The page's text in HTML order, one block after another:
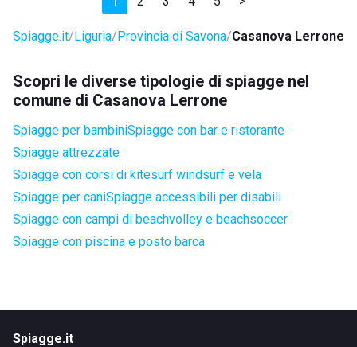
Spiagge.it Liguria Provincia di Savona Casanova Lerrone
Scopri le diverse tipologie di spiagge nel
comune di Casanova Lerrone
Spiagge per bambiniSpiagge con bar e ristorante
Spiagge attrezzate
Spiagge con corsi di kitesurf windsurf e vela
Spiagge per caniSpiagge accessibili per disabili
Spiagge con campi di beachvolley e beachsoccer
Spiagge con piscina e posto barca
Spiagge.it